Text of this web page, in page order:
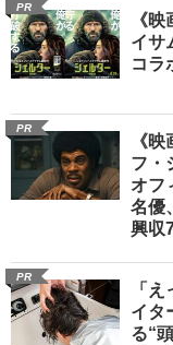
PR
《
イサ
コラ
PR
《
フ・
オフ
名優
興収
PR
「
イタ
る“